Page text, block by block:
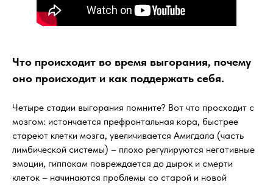
Что происходит во время выгорания, почему
оно происходит и как поддержать себя.
Четыре стадии выгорания помните? Вот что просходит с
мозгом: истончается префронтальная кора, быстрее
стареют клетки мозга, увеличивается Амигдала (часть
лимбической системы) – плохо регулируются негативные
эмоции, гиппокам повреждается до дырок и смерти
клеток – начинаются проблемы со старой и новой